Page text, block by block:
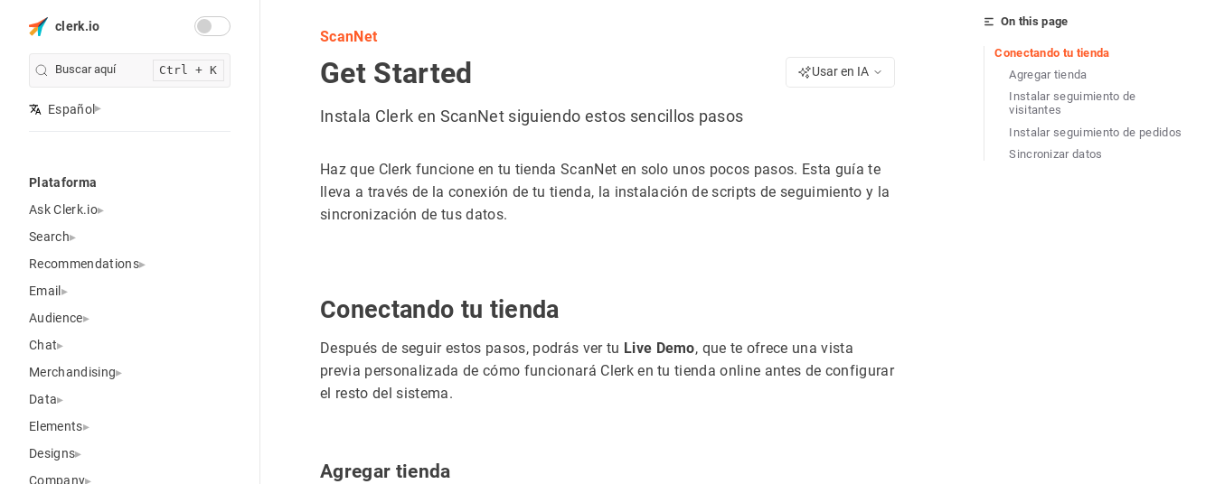
clerk.io
Buscar aquí Ctrl + K
Español
Plataforma
Ask Clerk.io
Search
Recommendations
Email
Audience
Chat
Merchandising
Data
Elements
Designs
Company
ScanNet
Get Started Usar en IA
Instala Clerk en ScanNet siguiendo estos sencillos pasos
Haz que Clerk funcione en tu tienda ScanNet en solo unos pocos pasos. Esta guía te
lleva a través de la conexión de tu tienda, la instalación de scripts de seguimiento y la
sincronización de tus datos.
Conectando tu tienda
Después de seguir estos pasos, podrás ver tu Live Demo, que te ofrece una vista
previa personalizada de cómo funcionará Clerk en tu tienda online antes de configurar
el resto del sistema.
Agregar tienda
On this page
Conectando tu tienda
Agregar tienda
Instalar seguimiento de
visitantes
Instalar seguimiento de pedidos
Sincronizar datos